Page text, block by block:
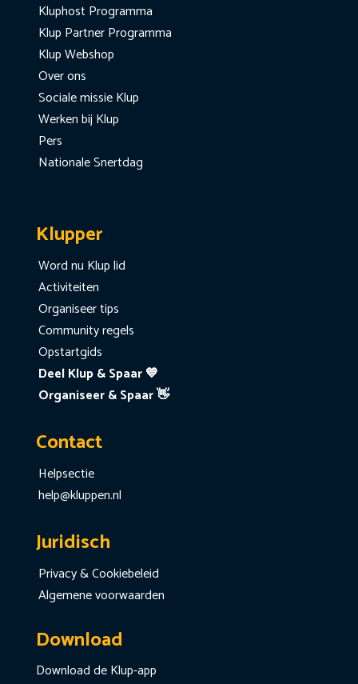
Kluphost Programma
Klup Partner Programma
Klup Webshop
Over ons
Sociale missie Klup
Werken bij Klup
Pers
Nationale Snertdag
Klupper
Word nu Klup lid
Activiteiten
Organiseer tips
Community regels
Opstartgids
Deel Klup & Spaar 💙
Organiseer & Spaar 👋
Contact
Helpsectie
help@kluppen.nl
Juridisch
Privacy & Cookiebeleid
Algemene voorwaarden
Download
Download de Klup-app